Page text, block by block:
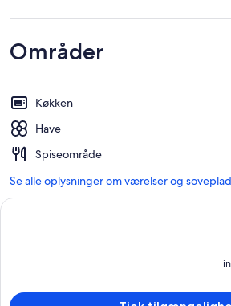
Områder
Køkken
Have
Spiseområde
Se alle oplysninger om værelser og